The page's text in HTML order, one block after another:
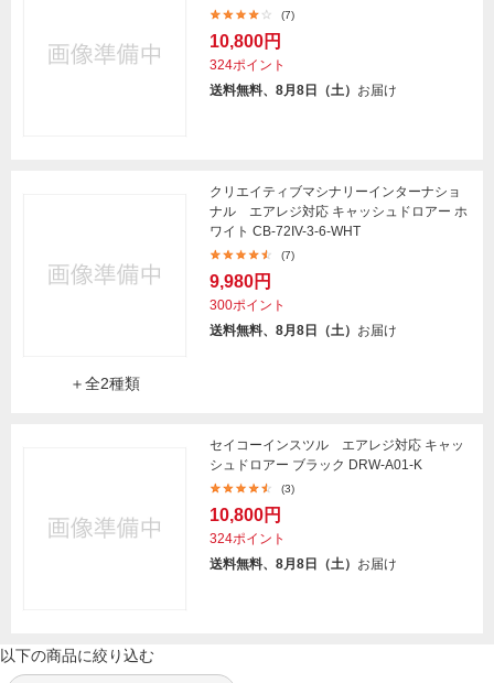
(7)
10,800円
324ポイント
送料無料、8月8日（土） お届け
＋全2種類
クリエイティブマシナリーインターナショ
ナル エアレジ対応 キャッシュドロアー ホ
ワイト CB-72IV-3-6-WHT
(7)
9,980円
300ポイント
送料無料、8月8日（土） お届け
セイコーインスツル エアレジ対応 キャッ
シュドロアー ブラック DRW-A01-K
(3)
10,800円
324ポイント
送料無料、8月8日（土） お届け
以下の商品に絞り込む